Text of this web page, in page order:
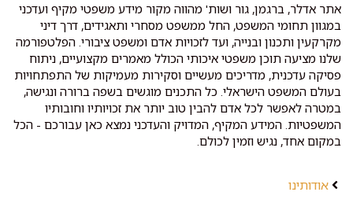
אתר אדלר, ברגמן, גור ושות' מהווה מקור מידע משפטי מקיף ועדכני
במגוון תחומי המשפט, החל ממשפט מסחרי ותאגידים, דרך דיני
מקרקעין ותכנון ובנייה, ועד לזכויות אדם ומשפט ציבורי. הפלטפורמה
שלנו מציעה תוכן משפטי איכותי הכולל מאמרים מקצועיים, ניתוח
פסיקה עדכנית, מדריכים מעשיים וסקירות מעמיקות של התפתחויות
בעולם המשפט הישראלי. כל התכנים מוגשים בשפה ברורה ונגישה,
במטרה לאפשר לכל אדם להבין טוב יותר את זכויותיו וחובותיו
המשפטיות. המידע המקיף, המדויק והעדכני נמצא כאן עבורכם - הכל
במקום אחד, נגיש וזמין לכולם.
אודותינו